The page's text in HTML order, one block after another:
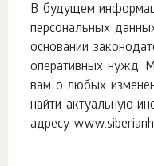
В будущем
персональных
основании
оперативных нужд.
вам о любых
найти актуальную
адресу